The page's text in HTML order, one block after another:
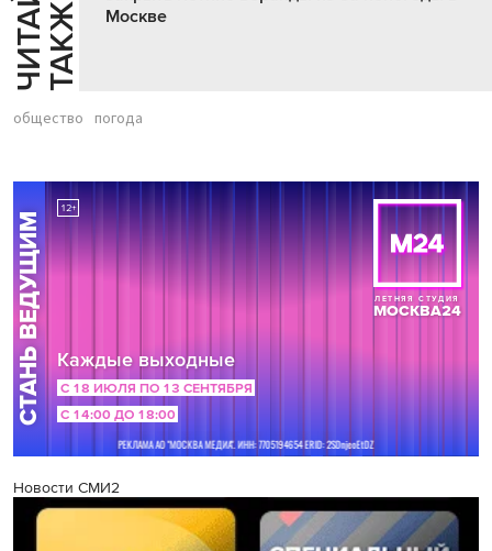
Й
Е
Москве
общество погода
Новости СМИ2